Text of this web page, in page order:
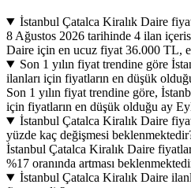
İstanbul Çatalca Kiralık Daire
8 Ağustos 2026 tarihinde 4 ilan
Daire için en ucuz fiyat 36.000 TL,
Son 1 yılın fiyat trendine göre
ilanları için fiyatların en düşük
Son 1 yılın fiyat trendine göre,
için fiyatların en düşük olduğu ay
İstanbul Çatalca Kiralık Daire
yüzde kaç değişmesi
İstanbul Çatalca Kiralık Daire
%17 oranında artması
İstanbul Çatalca Kiralık Daire